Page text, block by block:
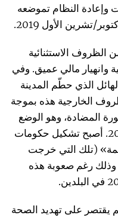
وإعادة النظام تموضعه
تشرين الأول 2019.
جملة من الظروف الاستثنائية
وانهيار مالي عميق. وفي
الذي حطّم المدينة
الخارجية هذه بموجة
المضادة، وهو الوضع
الذي تعمّق وتجذّر في نهاية عام 2019. أصبح تشكيل حكومات
(تلك التي خرجت
وذلك رغم صعوبة هذه
المنطقة لم يقتصر على تهديد الصحة